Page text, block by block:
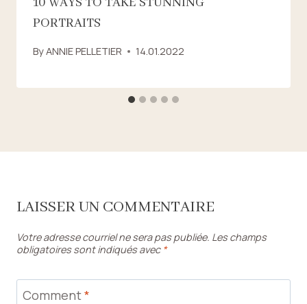
PORTRAITS
ByANNIE PELLETIER 14.01.2022
LAISSER UN COMMENTAIRE
Votre adresse courriel ne sera pas publiée. Les champs
obligatoires sont indiqués avec *
Comment*